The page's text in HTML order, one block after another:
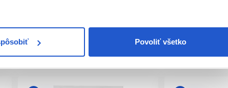
Povoliť všetko
tele, pomáha obnoviť prirodzenú rovnováhu a hydratáciu